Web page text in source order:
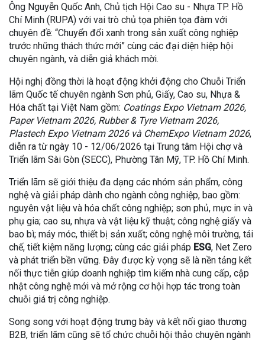
Ông Nguyễn Quốc Anh, Chủ tịch Hội Cao su - Nhựa TP. Hồ
Chí Minh (RUPA) với vai trò chủ tọa phiên tọa đàm với
chuyên đề: “Chuyển đổi xanh trong sản xuất công nghiệp
trước những thách thức mới” cùng các đại diện hiệp hội
chuyên ngành, và diễn giả khách mời.
Hội nghị đồng thời là hoạt động khởi động cho Chuỗi Triển
lãm Quốc tế chuyên ngành Sơn phủ, Giấy, Cao su, Nhựa &
Hóa chất tại Việt Nam gồm: Coatings Expo Vietnam 2026,
Paper Vietnam 2026, Rubber & Tyre Vietnam 2026,
Plastech Expo Vietnam 2026 và ChemExpo Vietnam 2026,
diễn ra từ ngày 10 - 12/06/2026 tại Trung tâm Hội chợ và
Triển lãm Sài Gòn (SECC), Phường Tân Mỹ, TP. Hồ Chí Minh.
Triển lãm sẽ giới thiệu đa dạng các nhóm sản phẩm, công
nghệ và giải pháp dành cho ngành công nghiệp, bao gồm:
nguyên vật liệu và hóa chất công nghiệp; sơn phủ, mực in và
phụ gia; cao su, nhựa và vật liệu kỹ thuật; công nghệ giấy và
bao bì; máy móc, thiết bị sản xuất; công nghệ môi trường, tái
chế, tiết kiệm năng lượng; cùng các giải pháp ESG, Net Zero
và phát triển bền vững. Đây được kỳ vọng sẽ là nền tảng kết
nối thực tiễn giúp doanh nghiệp tìm kiếm nhà cung cấp, cập
nhật công nghệ mới và mở rộng cơ hội hợp tác trong toàn
chuỗi giá trị công nghiệp.
Song song với hoạt động trưng bày và kết nối giao thương
B2B, triển lãm cũng sẽ tổ chức chuỗi hội thảo chuyên ngành